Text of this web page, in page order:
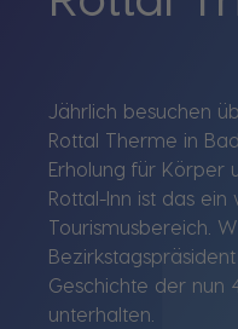
Jährlich besuchen
Rottal Therme in
Erholung für Körper
Rottal-Inn ist das
Tourismusbereich.
Geschichte der nun
unterhalten.